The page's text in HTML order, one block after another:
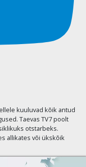
kuuluvad kõik antud
Taevas TV7 poolt
otstarbeks.
allikates või ükskõik